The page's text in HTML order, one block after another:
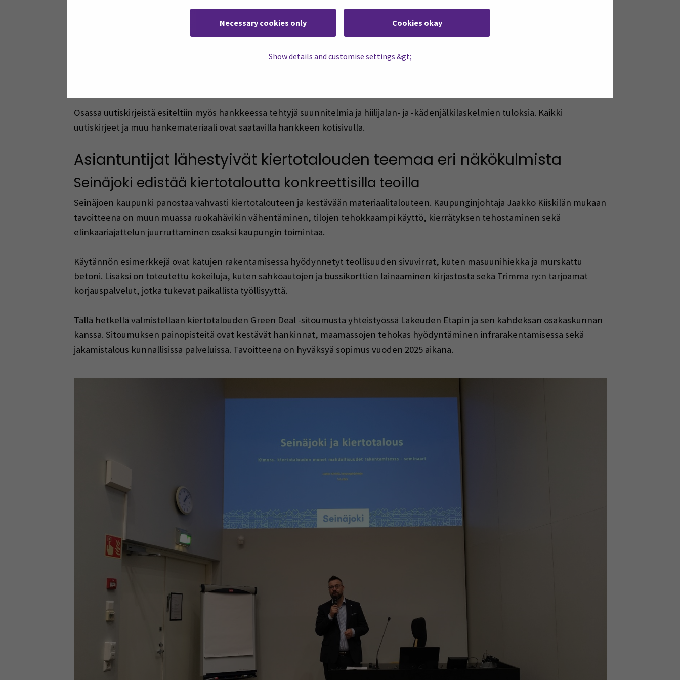
Necessary cookies only Cookies okay
Show details and customise settings &gt;
rakennusmateriaalien ja -osien kierrätyksen ja uudelleenkäytön näkökulmasta. Tavoitteena oli lisätä alueen yritysten osaamista ja
innostaa uusiin toimintamalleihin sekä uudis- että korjausrakentamisessa.
Kirjeissä esiteltiin kotimaista ja kansainvälistä tutkimustietoa, käytännön esimerkkejä kierrätysmateriaalien hyödyntämisestä sekä
Osassa uutiskirjeistä esiteltiin myös hankkeessa tehtyjä suunnitelmia ja hiilijalan- ja -kädenjälkilaskelmien tuloksia. Kaikki
uutiskirjeet ja muu hankemateriaali ovat saatavilla hankkeen kotisivulla.
Asiantuntijat lähestyivät kiertotalouden teemaa eri näkökulmista
Seinäjoki edistää kiertotaloutta konkreettisilla teoilla
Seinäjoen kaupunki panostaa vahvasti kiertotalouteen ja kestävään materiaalitalouteen. Kaupunginjohtaja Jaakko Kiiskilän mukaan
tavoitteena on muun muassa ruokahävikin vähentäminen, tilojen tehokkaampi käyttö, kierrätyksen tehostaminen sekä
elinkaariajattelun juurruttaminen osaksi kaupungin toimintaa.
Käytännön esimerkkejä ovat katujen rakentamisessa hyödynnetyt teollisuuden sivuvirrat, kuten masuunihiekka ja murskattu
betoni. Lisäksi on toteutettu kokeiluja, kuten sähköautojen ja bussikorttien lainaaminen kirjastosta sekä Trimma ry:n tarjoamat
korjauspalvelut, jotka tukevat paikallista työllisyyttä.
Tällä hetkellä valmistellaan kiertotalouden Green Deal -sitoumusta yhteistyössä Lakeuden Etapin ja sen kahdeksan osakaskunnan
kanssa. Sitoumuksen painopisteitä ovat kestävät hankinnat, maamassojen tehokas hyödyntäminen infrarakentamisessa sekä
jakamistalous kunnallisissa palveluissa. Tavoitteena on hyväksyä sopimus vuoden 2025 aikana.